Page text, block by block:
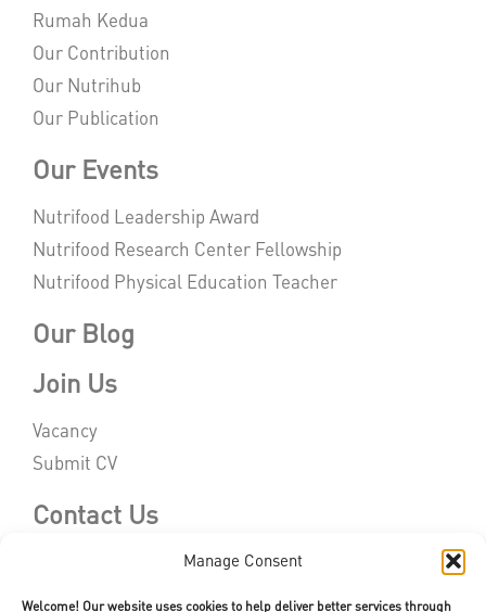
Manage Consent
Welcome! Our website uses cookies to help deliver better services through
Rumah Kedua
Our Contribution
Our Nutrihub
Our Publication
Our Events
Nutrifood Leadership Award
Nutrifood Research Center Fellowship
Nutrifood Physical Education Teacher
Our Blog
Join Us
Vacancy
Submit CV
Contact Us